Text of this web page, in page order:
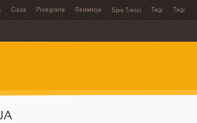
Cisza Przegrana Redakcja Spis Treści Tagi Tagi